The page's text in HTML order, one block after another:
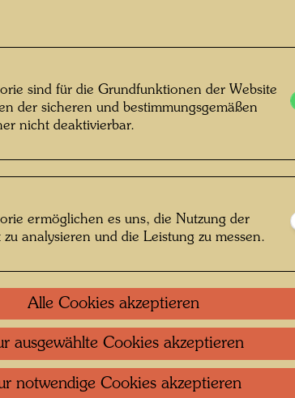
, Fotograf: Gert Chesi
sind für die Grundfunktionen der Website
der sicheren und bestimmungsgemäßen
nicht deaktivierbar.
ermöglichen es uns, die Nutzung der
analysieren und die Leistung zu messen.
Alle Cookies akzeptieren
ausgewählte Cookies akzeptieren
notwendige Cookies akzeptieren